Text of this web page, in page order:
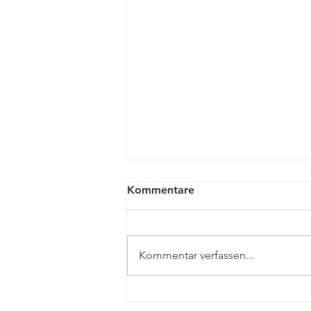
EL-Kurier vom 21.02.26
Kommentare
Kommentar verfassen...